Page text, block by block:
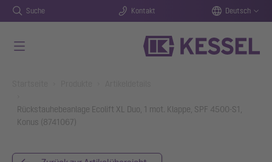
Suche Kontakt Deutsch
Rückstauhebeanlage Ecolift XL Duo, 1 mot. Klappe, SPF 4500-S1,
Konus (8741067)